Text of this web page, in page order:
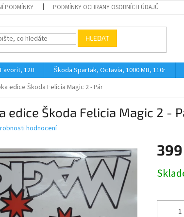
PODMÍNKY PODMÍNKY OCHRANY OSOBNÍCH ÚDAJŮ
HLEDAT
120 Škoda Spartak, Octavia, 1000 MB, 110r
edice Škoda Felicia Magic 2 - Pár
edice Škoda Felicia Magic 2 -
hodnocení
cena: